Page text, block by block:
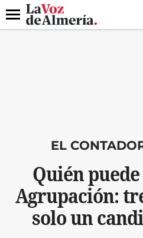
DESTACADO
Menú
EL
Quién
Agrupación:
solo un